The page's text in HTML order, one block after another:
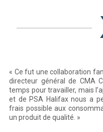
« Ce fut une collaboration
directeur général de CMA
temps pour travailler, mais
et de PSA Halifax nous a
frais possible aux
un produit de qualité. »